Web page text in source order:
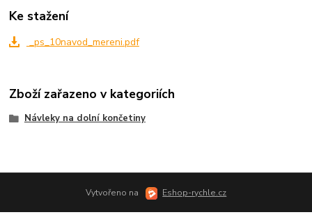
Ke stažení
_ps_10navod_mereni.pdf
Zboží zařazeno v kategoriích
Návleky na dolní končetiny
Vytvořeno na Eshop-rychle.cz